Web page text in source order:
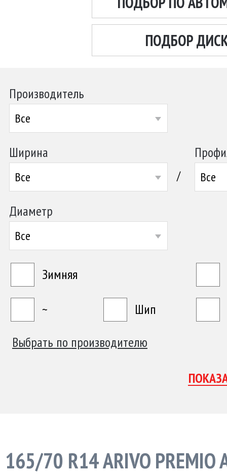
ПОДБОР
Производитель
Все
Ширина
Все / Все
Диаметр
Все
Зимняя
~
Шип
Выбрать по производителю
165/70 R14 ARIVO PREMIO